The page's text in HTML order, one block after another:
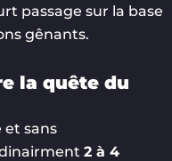
passage sur la base
gênants.
la quête du
sans
2 à 4